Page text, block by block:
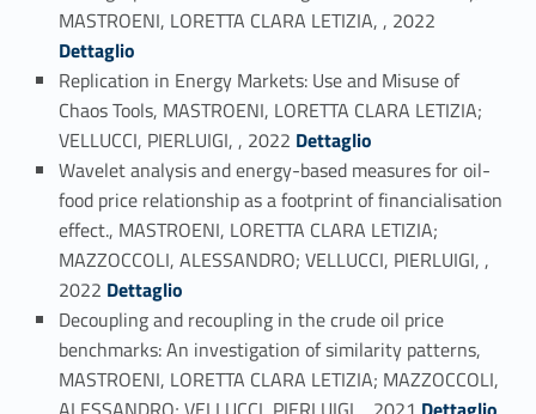
MASTROENI, LORETTA CLARA LETIZIA, , 2022
Dettaglio
Replication in Energy Markets: Use and Misuse of
Chaos Tools, MASTROENI, LORETTA CLARA LETIZIA;
VELLUCCI, PIERLUIGI, , 2022 Link identifier #identifier_person_105041-16
Dettaglio
Wavelet analysis and energy-based measures for oil-
food price relationship as a footprint of financialisation
effect., MASTROENI, LORETTA CLARA LETIZIA;
MAZZOCCOLI, ALESSANDRO; VELLUCCI, PIERLUIGI, ,
2022 Link identifier #identifier_person_111767-17
Dettaglio
Decoupling and recoupling in the crude oil price
benchmarks: An investigation of similarity patterns,
MASTROENI, LORETTA CLARA LETIZIA; MAZZOCCOLI,
Link identifier #identifier_person_30578-18